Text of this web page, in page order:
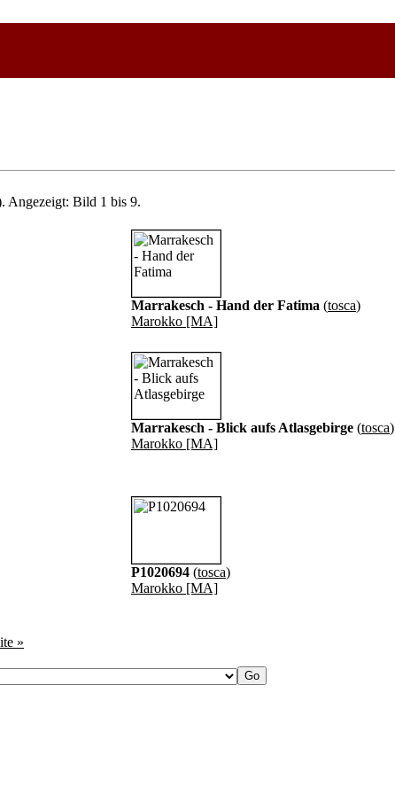
Angezeigt: Bild 1 bis 9.
Marrakesch - Hand der Fatima (tosca)
Marokko [MA]
Marrakesch - Blick aufs Atlasgebirge (tosca)
Marokko [MA]
P1020694 (tosca)
Marokko [MA]
»